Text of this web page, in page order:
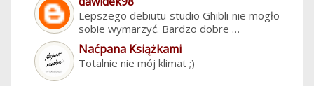
Lepszego debiutu studio Ghibli nie mogło
sobie wymarzyć. Bardzo dobre …
Naćpana Książkami
Totalnie nie mój klimat ;)